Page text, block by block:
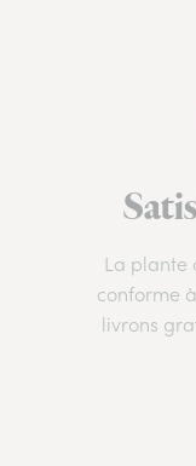
La plante
conforme
livrons